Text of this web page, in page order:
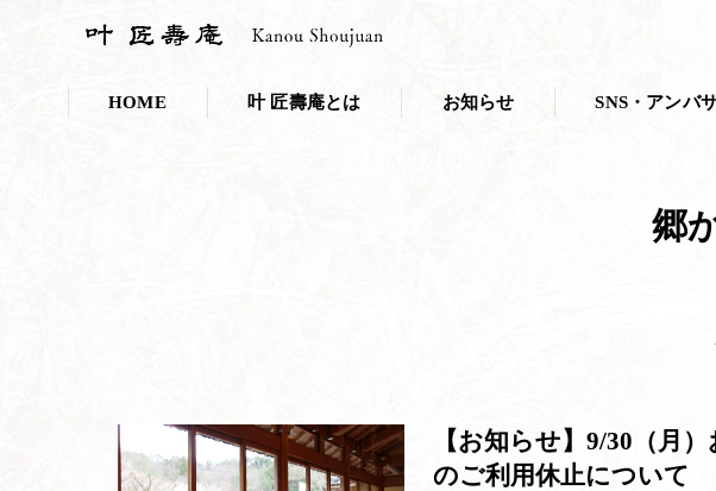
HOME 叶 匠壽庵とは
ニホンミツバチ養蜂
100年の里山づくり
お知らせ SNS・アンバ
郷
【お知らせ】9/30（月
のご利用休止について